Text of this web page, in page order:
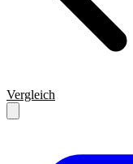
Vergleich